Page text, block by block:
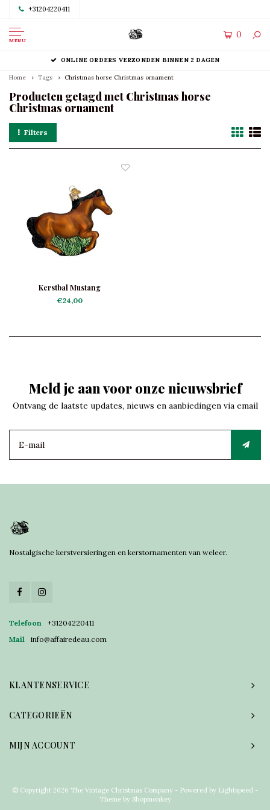
+31204220411
MENU
0
ONLINE ORDERS VERZONDEN BINNEN 2 DAGEN
Home Tags Christmas horse Christmas ornament
Producten getagd met Christmas horse
Christmas ornament
Filters
Kerstbal Mustang
€24,00
Meld je aan voor onze nieuwsbrief
Ontvang de laatste updates, nieuws en aanbiedingen via email
Nostalgische kerstversieringen en kerstornamenten van weleer.
Telefoon
+31204220411
Mail
info@affairedeau.com
KLANTENSERVICE
CATEGORIEËN
MIJN ACCOUNT
© Copyright 2026 The Vintage Christmas Company - Powered by Lightspeed -
Theme by Shopmonkey